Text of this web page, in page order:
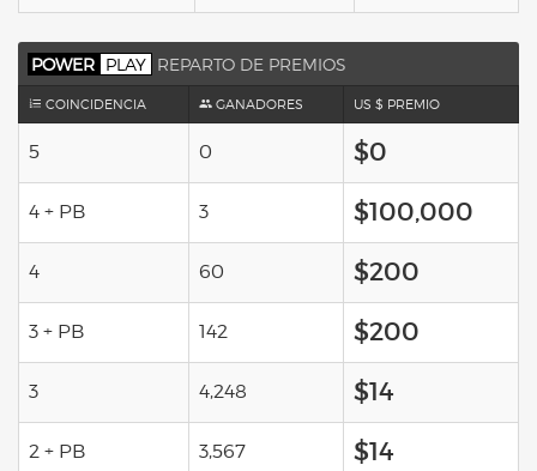
POWER PLAY REPARTO DE PREMIOS
COINCIDENCIA GANADORES US $ PREMIO
5 0 $0
4 + PB 3 $100,000
4 60 $200
3 + PB 142 $200
3 4,248 $14
2 + PB 3,567 $14